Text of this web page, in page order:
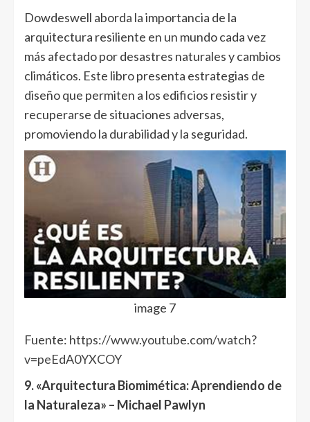
Dowdeswell aborda la importancia de la
arquitectura resiliente en un mundo cada vez
más afectado por desastres naturales y cambios
climáticos. Este libro presenta estrategias de
diseño que permiten a los edificios resistir y
recuperarse de situaciones adversas,
promoviendo la durabilidad y la seguridad.
image 7
Fuente: https://www.youtube.com/watch?
v=peEdA0YXCOY
9. «Arquitectura Biomimética: Aprendiendo de
la Naturaleza» – Michael Pawlyn